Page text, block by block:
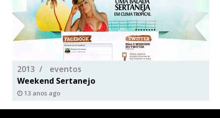
2013
eventos
Weekend Sertanejo
13 anos ago